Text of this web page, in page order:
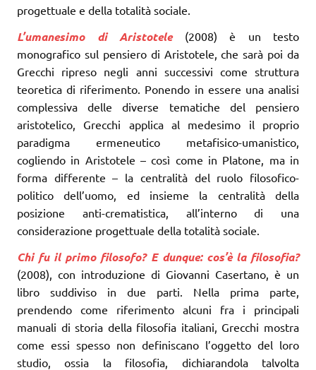
progettuale e della totalità sociale.
L’umanesimo di Aristotele
(2008) è un testo
monografico sul pensiero di Aristotele, che sarà poi da
Grecchi ripreso negli anni successivi come struttura
teoretica di riferimento. Ponendo in essere una analisi
complessiva delle diverse tematiche del pensiero
aristotelico, Grecchi applica al medesimo il proprio
paradigma ermeneutico metafisico-umanistico,
cogliendo in Aristotele – così come in Platone, ma in
forma differente – la centralità del ruolo filosofico-
politico dell’uomo, ed insieme la centralità della
posizione anti-crematistica, all’interno di una
considerazione progettuale della totalità sociale.
Chi fu il primo filosofo? E dunque: cos’è la filosofia?
(2008), con introduzione di Giovanni Casertano, è un
libro suddiviso in due parti. Nella prima parte,
prendendo come riferimento alcuni fra i principali
manuali di storia della filosofia italiani, Grecchi mostra
come essi spesso non definiscano l’oggetto del loro
studio, ossia la filosofia, dichiarandola talvolta